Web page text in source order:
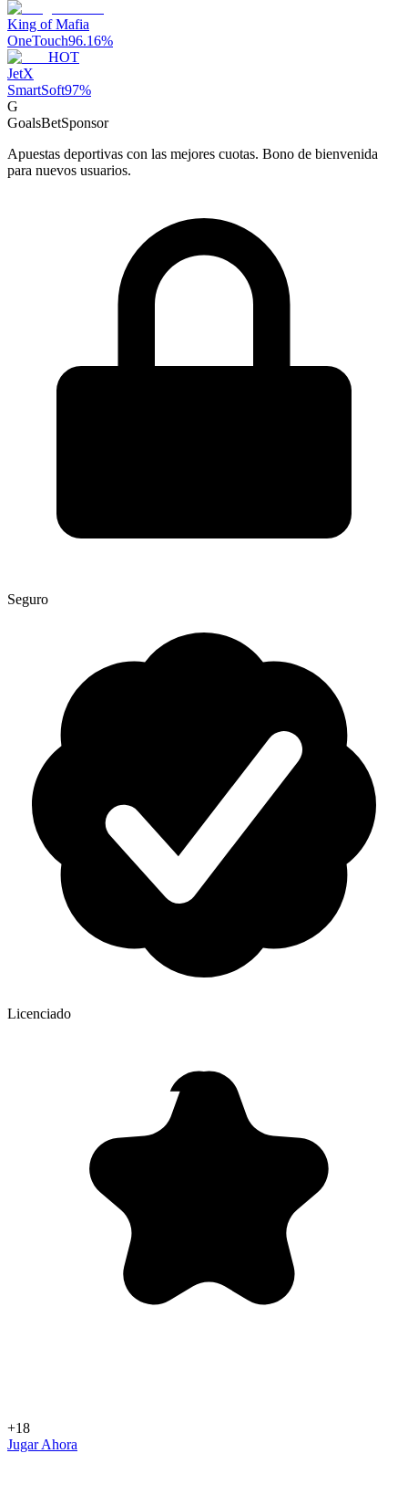
King of Mafia
OneTouch96.16%
HOT
JetX
SmartSoft97%
G
GoalsBetSponsor
Apuestas deportivas con las mejores cuotas. Bono de bienvenida
para nuevos usuarios.
Seguro
Licenciado
+18
Jugar Ahora